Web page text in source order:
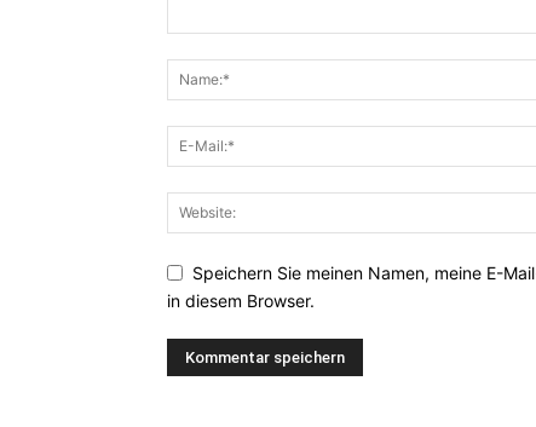
Speichern Sie meinen Namen, meine E-
in diesem Browser.